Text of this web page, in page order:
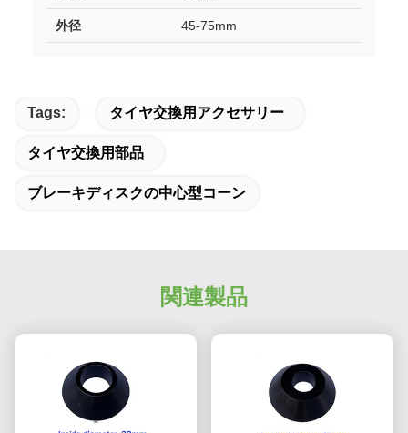
外径 45-75mm
Tags: タイヤ交換用アクセサリー
タイヤ交換用部品
ブレーキディスクの中心型コーン
関連製品